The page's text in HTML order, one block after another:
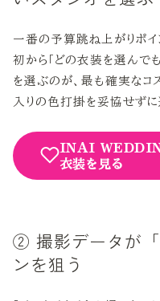
一番の予算跳ね上がりポイ
初から「どの衣装を選んで
を選ぶのが、最も確実なコ
入りの色打掛を妥協せずに
INAI
衣装を見る
② 撮影データが
ンを狙う